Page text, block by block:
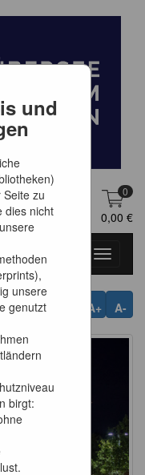
und
zu
dies nicht
unsere
genutzt
birgt:
Anmelden
0
0,00 €
Toggle
A-
A+